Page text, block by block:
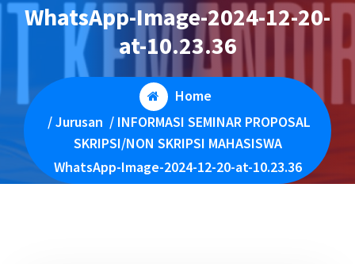
WhatsApp-Image-2024-12-20-
at-10.23.36
Home
/Jurusan / INFORMASI SEMINAR PROPOSAL
SKRIPSI/NON SKRIPSI MAHASISWA
WhatsApp-Image-2024-12-20-at-10.23.36